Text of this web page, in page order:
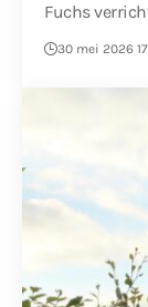
Fuchs
30 mei 2026